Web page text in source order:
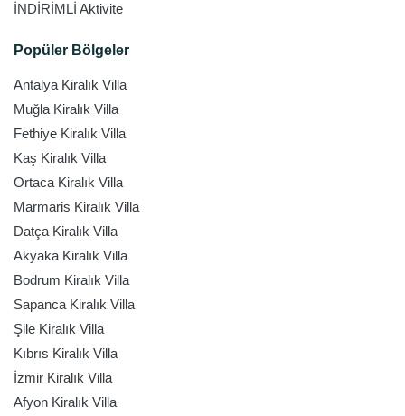
İNDİRİMLİ Aktivite
Popüler Bölgeler
Antalya Kiralık Villa
Muğla Kiralık Villa
Fethiye Kiralık Villa
Kaş Kiralık Villa
Ortaca Kiralık Villa
Marmaris Kiralık Villa
Datça Kiralık Villa
Akyaka Kiralık Villa
Bodrum Kiralık Villa
Sapanca Kiralık Villa
Şile Kiralık Villa
Kıbrıs Kiralık Villa
İzmir Kiralık Villa
Afyon Kiralık Villa